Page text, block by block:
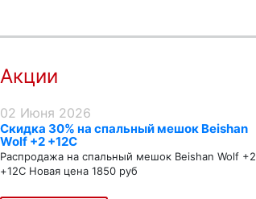
Акции
02 Июня 2026
Скидка 30% на спальный мешок Beishan
Wolf +2 +12C
Распродажа на спальный мешок Beishan Wolf +2
+12C Новая цена 1850 руб